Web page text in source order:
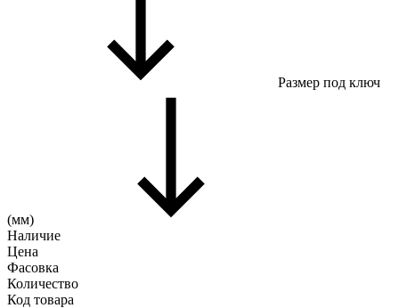
Размер под ключ
(мм)
Наличие
Цена
Фасовка
Количество
Код товара